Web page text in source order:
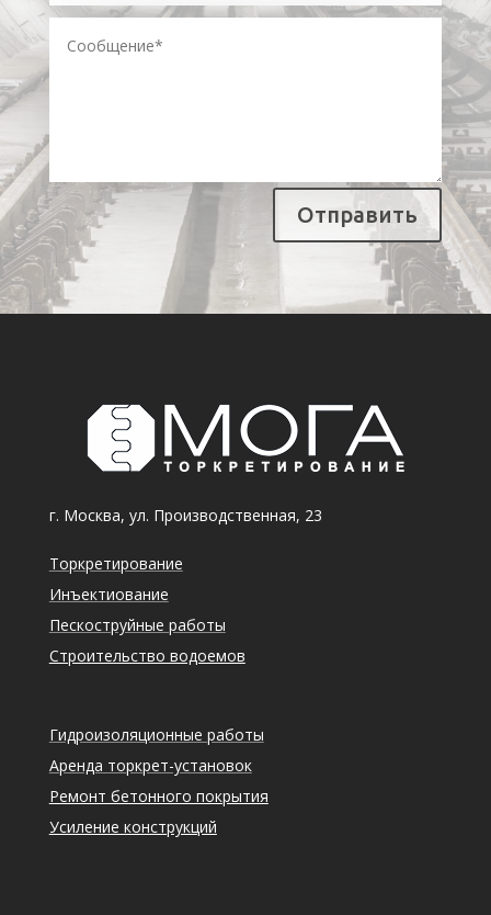
Отправить
г. Москва, ул. Производственная, 23
Торкретирование
Инъектиование
Пескоструйные работы
Строительство водоемов
Гидроизоляционные работы
Аренда торкрет-установок
Ремонт бетонного покрытия
Усиление конструкций